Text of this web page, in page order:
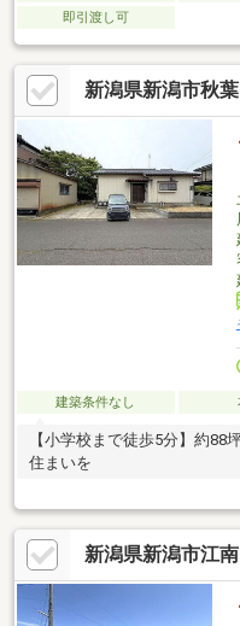
即引渡し可
新潟県新潟市秋
建築条件なし
【小学校まで徒歩5分】約88
住まいを
新潟県新潟市江